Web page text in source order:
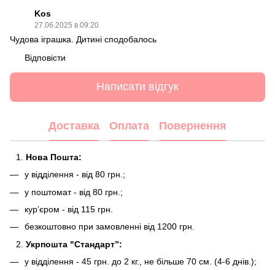
Kos
27.06.2025 в 09:20
Чудова іграшка. Дитині сподобалось
Відповісти
Написати відгук
Доставка Оплата Повернення
Нова Пошта:
у відділення - від 80 грн.;
у поштомат - від 80 грн.;
курʼєром - від 115 грн.
безкоштовно при замовленні від 1200 грн.
Укрпошта "Стандарт”:
у відділення - 45 грн. до 2 кг., не більше 70 см. (4-6 днів.);